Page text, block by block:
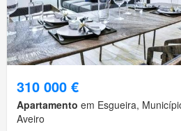
310 000 €
Apartamento em Esgueira,
Aveiro